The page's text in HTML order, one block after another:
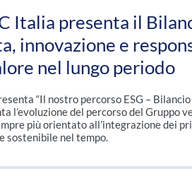
Italia presenta il
innovazione e
nel lungo periodo
“Il nostro percorso ESG – Bilancio
l’evoluzione del percorso del Gruppo
più orientato all’integrazione dei
sostenibile nel tempo.